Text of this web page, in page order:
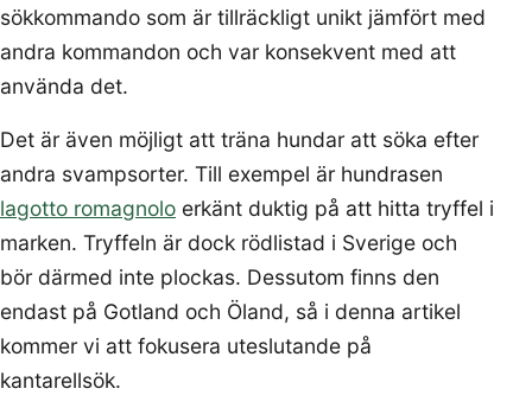
sökkommando som är tillräckligt unikt jämfört med
andra kommandon och var konsekvent med att
använda det.
Det är även möjligt att träna hundar att söka efter
andra svampsorter. Till exempel är hundrasen
lagotto romagnolo erkänt duktig på att hitta tryffel i
marken. Tryffeln är dock rödlistad i Sverige och
bör därmed inte plockas. Dessutom finns den
endast på Gotland och Öland, så i denna artikel
kommer vi att fokusera uteslutande på
kantarellsök.